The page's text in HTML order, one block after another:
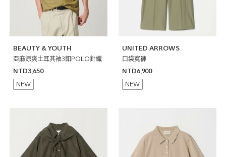
BEAUTY & YOUTH
亞麻涼爽土耳其袖3釦POLO針織
NTD3,650
NEW
UNITED ARROWS
口袋寬褲
NTD6,900
NEW